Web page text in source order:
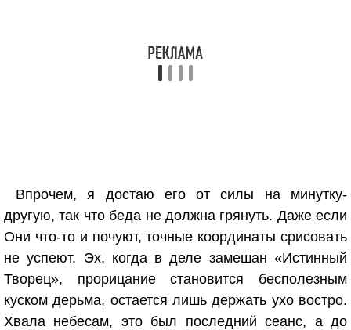
Впрочем, я достаю его от силы на минутку-
другую, так что беда не должна грянуть. Даже если
Они что-то и почуют, точные координаты срисовать
не успеют. Эх, когда в деле замешан «Истинный
Творец», прорицание становится бесполезным
куском дерьма, остается лишь держать ухо востро.
Хвала небесам, это был последний сеанс, а до